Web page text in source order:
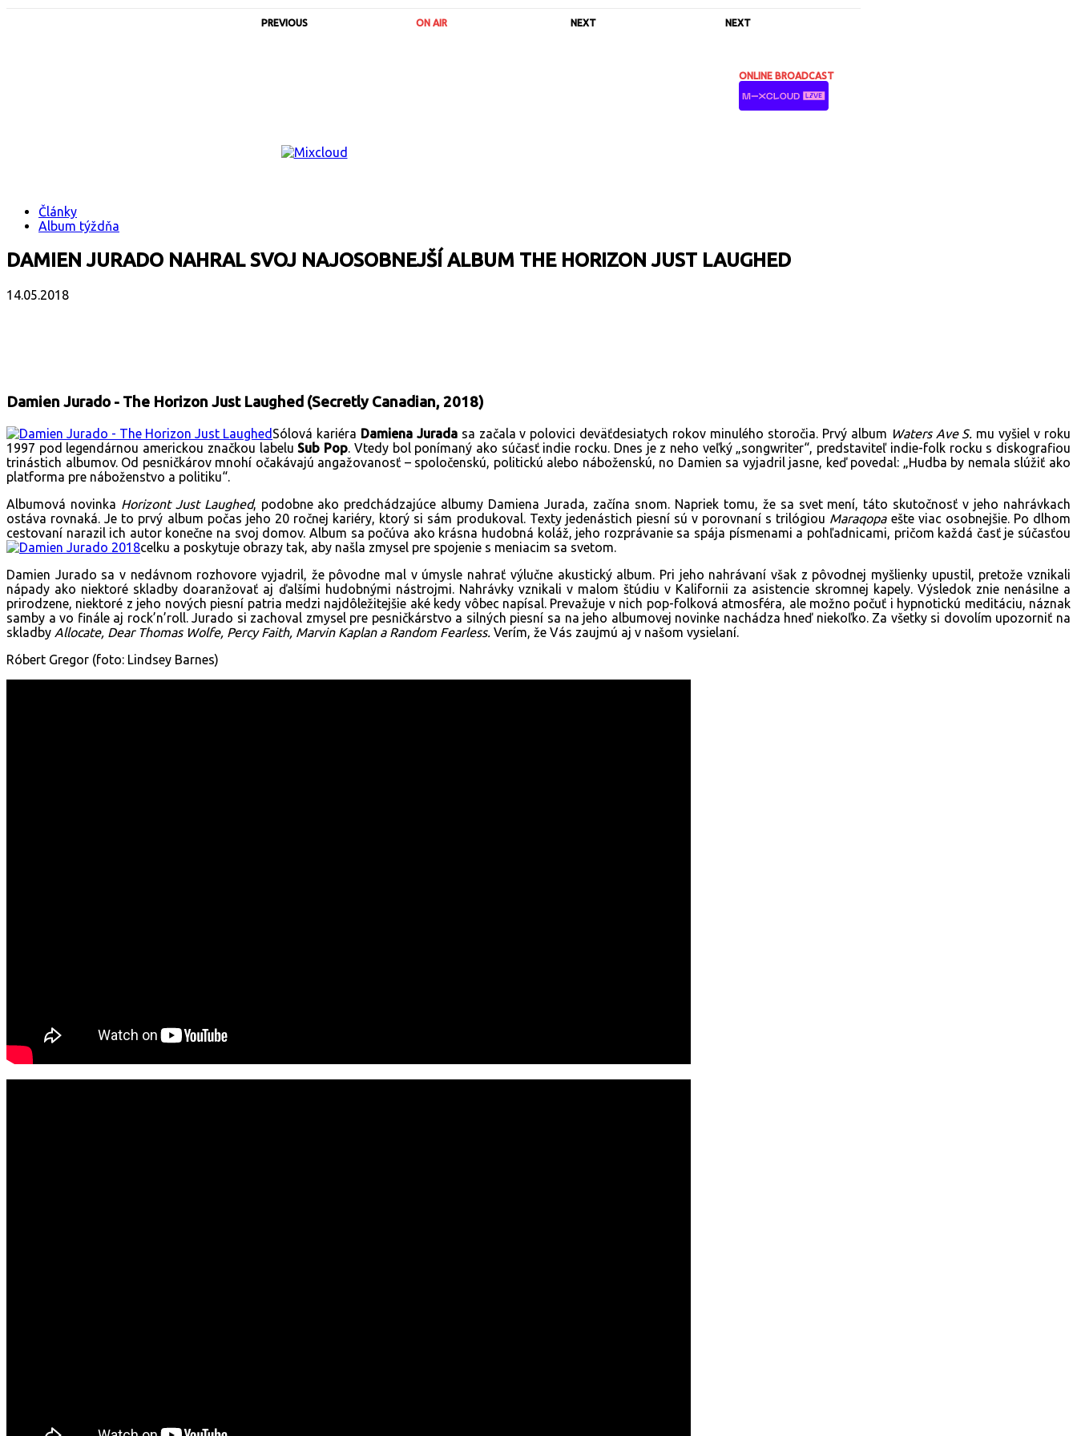
PREVIOUS ON AIR NEXT NEXT
ONLINE BROADCAST
Články
Album týždňa
DAMIEN JURADO NAHRAL SVOJ NAJOSOBNEJŠÍ ALBUM THE HORIZON JUST LAUGHED
14.05.2018
Damien Jurado - The Horizon Just Laughed (Secretly Canadian, 2018)
Sólová kariéra Damiena Juradasa začala v polovici deväťdesiatych rokov minulého storočia. Prvý album Waters Ave S. mu vyšiel v roku
1997 pod legendárnou americkou značkou labeluSub Pop. Vtedy bol ponímaný ako súčasť indie rocku. Dnes je z neho veľký „songwriter“, predstaviteľ indie-folk rocku s diskografiou
trinástich albumov. Od pesničkárov mnohí očakávajú angažovanosť – spoločenskú, politickú alebo náboženskú, no Damien sa vyjadril jasne, keď povedal: „Hudba by nemala slúžiť ako
platforma pre náboženstvo a politiku“.
Albumová novinka Horizont Just Laughed, podobne ako predchádzajúce albumy Damiena Jurada, začína snom. Napriek tomu, že sa svet mení, táto skutočnosť v jeho nahrávkach
ostáva rovnaká. Je to prvý album počas jeho 20 ročnej kariéry, ktorý si sám produkoval. Texty jedenástich piesní sú v porovnaní s trilógiou Maraqopaešte viac osobnejšie. Po dlhom
cestovaní narazil ich autor konečne na svoj domov. Album sa počúva ako krásna hudobná koláž, jeho rozprávanie sa spája písmenami a pohľadnicami, pričom každá časť je súčasťou
celku a poskytuje obrazy tak, aby našla zmysel pre spojenie s meniacim sa svetom.
Damien Jurado sa v nedávnom rozhovore vyjadril, že pôvodne mal v úmysle nahrať výlučne akustický album. Pri jeho nahrávaní však z pôvodnej myšlienky upustil, pretože vznikali
nápady ako niektoré skladby doaranžovať aj ďalšími hudobnými nástrojmi. Nahrávky vznikali v malom štúdiu v Kalifornii za asistencie skromnej kapely. Výsledok znie nenásilne a
prirodzene, niektoré z jeho nových piesní patria medzi najdôležitejšie aké kedy vôbec napísal. Prevažuje v nich pop-folková atmosféra, ale možno počuť i hypnotickú meditáciu, náznak
samby a vo finále aj rock’n’roll. Jurado si zachoval zmysel pre pesničkárstvo a silných piesní sa na jeho albumovej novinke nachádza hneď niekoľko. Za všetky si dovolím upozorniť na
skladby Allocate, Dear Thomas Wolfe, Percy Faith, Marvin Kaplan a Random Fearless. Verím, že Vás zaujmú aj v našom vysielaní.
Róbert Gregor (foto: Lindsey Barnes)